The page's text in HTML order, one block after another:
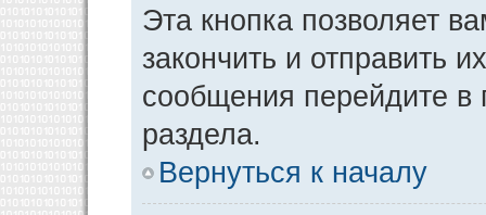
Эта кнопка позволяет
закончить и отправить
сообщения перейдите в
раздела.
Вернуться к началу